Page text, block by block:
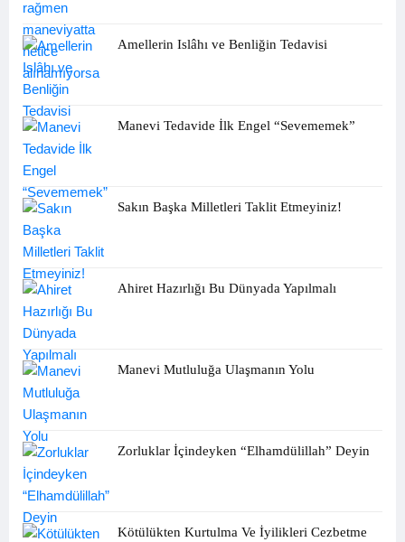
Amellerin Islâhı ve Benliğin Tedavisi
Manevi Tedavide İlk Engel “Sevememek”
Sakın Başka Milletleri Taklit Etmeyiniz!
Ahiret Hazırlığı Bu Dünyada Yapılmalı
Manevi Mutluluğa Ulaşmanın Yolu
Zorluklar İçindeyken “Elhamdülillah” Deyin
Kötülükten Kurtulma Ve İyilikleri Cezbetme